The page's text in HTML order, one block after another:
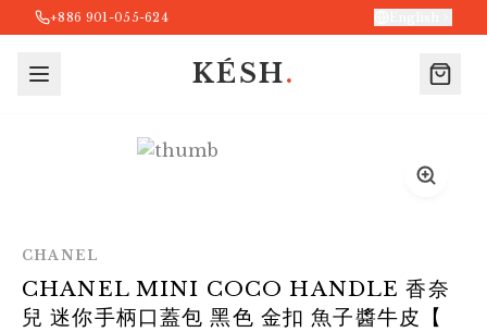
+886 901-055-624
KÉSH.
CHANEL
CHANEL MINI COCO HANDLE 香奈
兒 迷你手柄口蓋包 黑色 金扣 魚子醬牛皮【